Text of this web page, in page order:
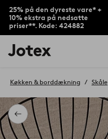
25% på den dyreste vare* +
10% ekstra på nedsatte
priser**. Kode: 424882
Jotex
logo
til
Tilbage
Køkken & borddækning Skåle